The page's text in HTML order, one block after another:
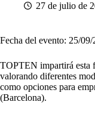
27 de julio de
Fecha del evento: 25/
TOPTEN impartirá esta
valorando diferentes
como opciones para
(Barcelona).